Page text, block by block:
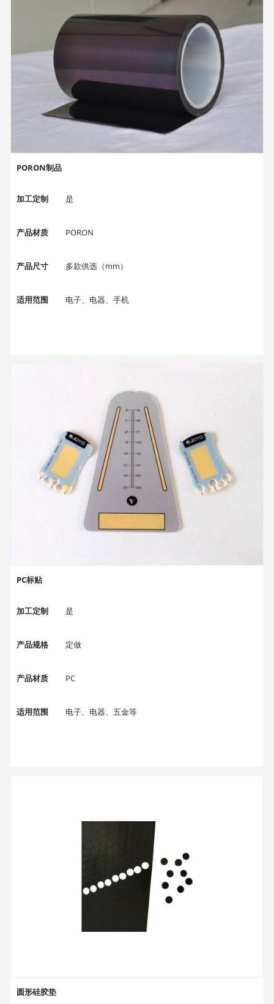
PORON制品
加工定制 是
产品材质 PORON
产品尺寸 多款供选（mm）
适用范围 电子、电器、手机
PC标贴
加工定制 是
产品规格 定做
产品材质 PC
适用范围 电子、电器、五金等
圆形硅胶垫